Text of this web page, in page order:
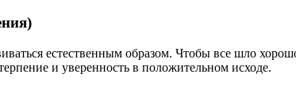
естественным образом. Чтобы все шло
и уверенность в положительном исходе.